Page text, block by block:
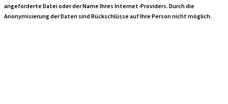
angeforderte Datei oder der Name Ihres Internet-Providers. Durch die
Anonymisierung der Daten sind Rückschlüsse auf Ihre Person nicht möglich.